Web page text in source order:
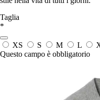
Taglia
*
XS S M L
Questo campo è obbligatorio